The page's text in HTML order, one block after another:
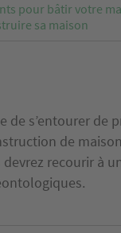
pour bâtir votre
sa maison
de s’entourer de
de
recourir à